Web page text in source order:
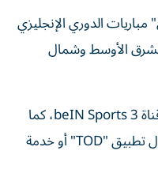
الدوري الإنجليزي
الأوسط وشمال
وتذاع مباراة أرسنال ونيوكاسل عبر قناة beIN Sports 3، كما
يمكن متابعتها عبر الإنترنت من خلال تطبيق "TOD" أو خدمة